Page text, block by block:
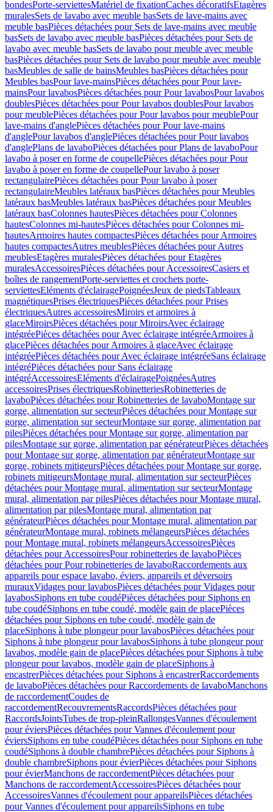
bondesPorte-serviettesMatériel de fixationCaches décoratifsEtagères
muralesSets de lavabo avec meuble basSets de lave-mains avec
meuble basPièces détachées pour Sets de lave-mains avec meuble
basSets de lavabo avec meuble basPièces détachées pour Sets de
lavabo avec meuble basSets de lavabo pour meuble avec meuble
basPièces détachées pour Sets de lavabo pour meuble avec meuble
basMeubles de salle de bainsMeubles basPièces détachées pour
Meubles basPour lave-mainsPièces détachées pour Pour lave-
mainsPour lavabosPièces détachées pour Pour lavabosPour lavabos
doublesPièces détachées pour Pour lavabos doublesPour lavabos
pour meublePièces détachées pour Pour lavabos pour meublePour
lave-mains d'anglePièces détachées pour Pour lave-mains
d'anglePour lavabos d'anglePièces détachées pour Pour lavabos
d'anglePlans de lavaboPièces détachées pour Plans de lavaboPour
lavabo à poser en forme de coupellePièces détachées pour Pour
lavabo à poser en forme de coupellePour lavabo à poser
rectangulairePièces détachées pour Pour lavabo à poser
rectangulaireMeubles latéraux basPièces détachées pour Meubles
latéraux basMeubles latéraux basPièces détachées pour Meubles
latéraux basColonnes hautesPièces détachées pour Colonnes
hautesColonnes mi-hautesPièces détachées pour Colonnes mi-
hautesArmoires hautes compactesPièces détachées pour Armoires
hautes compactesAutres meublesPièces détachées pour Autres
meublesEtagères muralesPièces détachées pour Etagères
muralesAccessoiresPièces détachées pour AccessoiresCasiers et
boîtes de rangementPorte-serviettes et crochets porte-
serviettesEléments d'éclairagePoignéesJeux de piedsTableaux
magnétiquesPrises électriquesPièces détachées pour Prises
électriquesAutres accessoiresMiroirs et armoires à
glaceMiroirsPièces détachées pour MiroirsAvec éclairage
intégréePièces détachées pour Avec éclairage intégréeArmoires à
glacePièces détachées pour Armoires à glaceAvec éclairage
intégréePièces détachées pour Avec éclairage intégréeSans éclairage
intégréPièces détachées pour Sans éclairage
intégréAccessoiresEléments d'éclairagePoignéesAutres
accessoiresPrises électriquesRobinetteriesRobinetteries de
lavaboPièces détachées pour Robinetteries de lavaboMontage sur
gorge, alimentation sur secteurPièces détachées pour Montage sur
gorge, alimentation sur secteurMontage sur gorge, alimentation par
pilesPièces détachées pour Montage sur gorge, alimentation par
pilesMontage sur gorge, alimentation par générateurPièces détachées
pour Montage sur gorge, alimentation par générateurMontage sur
gorge, robinets mitigeursPièces détachées pour Montage sur gorge,
robinets mitigeursMontage mural, alimentation sur secteurPièces
détachées pour Montage mural, alimentation sur secteurMontage
mural, alimentation par pilesPièces détachées pour Montage mural,
alimentation par pilesMontage mural, alimentation par
générateurPièces détachées pour Montage mural, alimentation par
générateurMontage mural, robinets mélangeursPièces détachées
pour Montage mural, robinets mélangeursAccessoiresPièces
détachées pour AccessoiresPour robinetteries de lavaboPièces
détachées pour Pour robinetteries de lavaboRaccordements aux
appareils pour espace lavabo, éviers, appareils et déversoirs
murauxVidages pour lavabosPièces détachées pour Vidages pour
lavabosSiphons en tube coudéPièces détachées pour Siphons en
tube coudéSiphons en tube coudé, modèle gain de placePièces
détachées pour Siphons en tube coudé, modèle gain de
placeSiphons à tube plongeur pour lavabosPièces détachées pour
Siphons à tube plongeur pour lavabosSiphons à tube plongeur pour
lavabos, modèle gain de placePièces détachées pour Siphons à tube
plongeur pour lavabos, modèle gain de placeSiphons à
encastrerPièces détachées pour Siphons à encastrerRaccordements
de lavaboPièces détachées pour Raccordements de lavaboManchons
de raccordementCoudes de
raccordementRecouvrementsRaccordsPièces détachées pour
RaccordsJointsTubes de trop-pleinRallongesVannes d'écoulement
pour éviersPièces détachées pour Vannes d'écoulement pour
éviersSiphons en tube coudéPièces détachées pour Siphons en tube
coudéSiphons à double chambrePièces détachées pour Siphons à
double chambreSiphons pour évierPièces détachées pour Siphons
pour évierManchons de raccordementPièces détachées pour
Manchons de raccordementAccessoiresPièces détachées pour
AccessoiresVannes d'écoulement pour appareilsPièces détachées
pour Vannes d'écoulement pour appareilsSiphons en tube